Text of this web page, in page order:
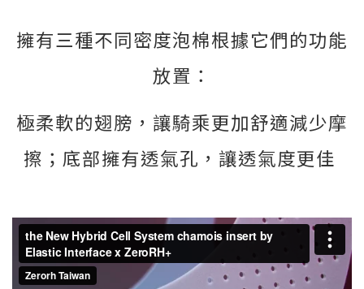
​擁有三種不同密度泡棉根據它們的功能
放置：
極柔軟的翅膀，讓騎乘更加舒適減少摩
擦； 底部擁有透氣孔，讓透氣度更佳